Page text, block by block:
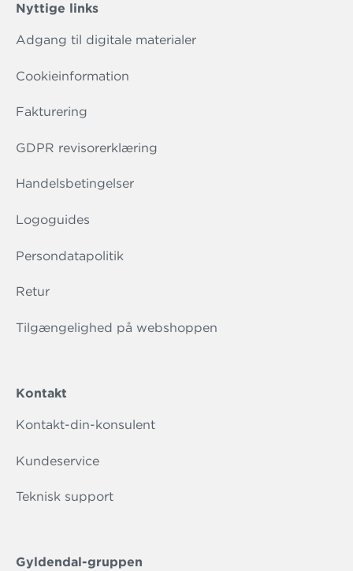
Nyttige links
Adgang til digitale materialer
Cookieinformation
Fakturering
GDPR revisorerklæring
Handelsbetingelser
Logoguides
Persondatapolitik
Retur
Tilgængelighed på webshoppen
Kontakt
Kontakt-din-konsulent
Kundeservice
Teknisk support
Gyldendal-gruppen